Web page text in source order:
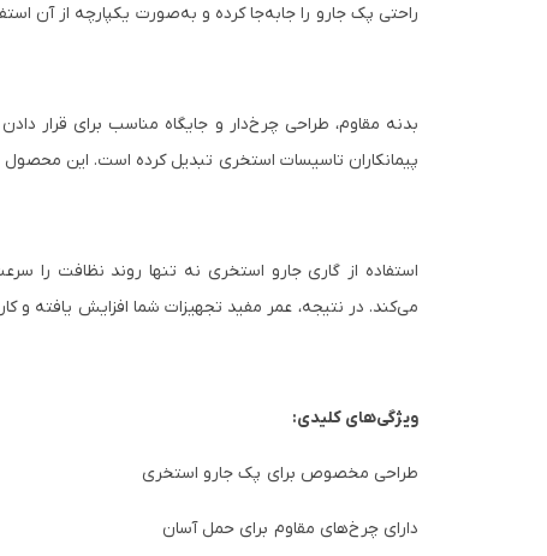
راحتی پک جارو را جابه‌جا کرده و به‌صورت یکپارچه از آن
بدنه مقاوم، طراحی چرخ‌دار و جایگاه مناسب برای قرار
پیمانکاران تاسیسات استخری تبدیل کرده است. این محصول
استفاده از گاری جارو استخری نه تنها روند نظافت را
می‌کند. در نتیجه، عمر مفید تجهیزات شما افزایش یافته و
ویژگی‌های کلیدی:
طراحی مخصوص برای پک جارو استخری
دارای چرخ‌های مقاوم برای حمل آسان